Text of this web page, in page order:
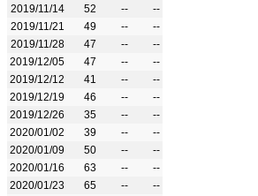
2019/11/14
52 --
--
2019/11/21
49 --
--
2019/11/28
47 --
--
2019/12/05
47 --
--
2019/12/12
41 --
--
2019/12/19
46 --
--
2019/12/26
35 --
--
2020/01/02
39 --
--
2020/01/09
50 --
--
2020/01/16
63 --
--
2020/01/23
65 --
--